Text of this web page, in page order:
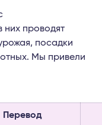
них проводят
посадки
Мы привели
Перевод